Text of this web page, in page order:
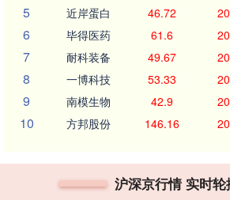
5 近岸蛋白 46.72
6 毕得医药 61.6
7 耐科装备 49.67
8 一博科技 53.33
9 南模生物 42.9
10 方邦股份 146.16
沪深京行情 实时轮